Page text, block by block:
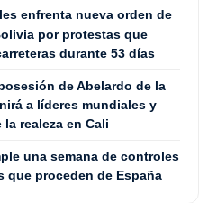
enfrenta nueva orden de
por protestas que
durante 53 días
de Abelardo de la
a líderes mundiales y
la realeza en Cali
una semana de controles
que proceden de España